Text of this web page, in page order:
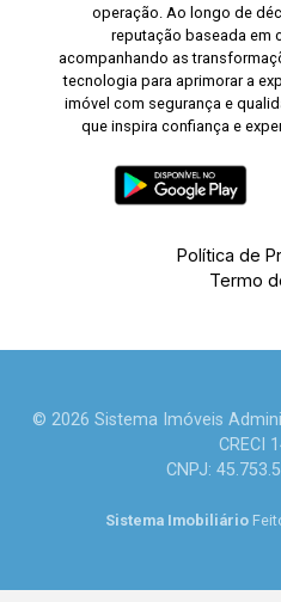
operação. Ao longo de
reputação baseada em
acompanhando as
tecnologia para aprimorar a
imóvel com segurança e
que inspira confiança e
Política de
Termo
© 2026 Sistema Imóveis
CRECI
CNPJ:
Sistema Imobiliário